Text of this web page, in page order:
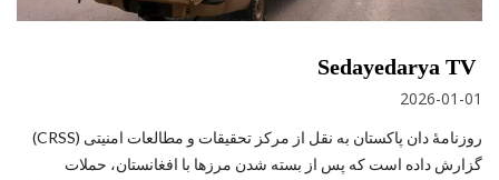
Sedayedarya TV
2026-01-01
روزنامۀ دان پاکستان به نقل از مرکز تحقیقات و مطالعات امنیتی (CRSS)
گزارش داده است که پس از بسته شدن مرزها با افغانستان، حملات